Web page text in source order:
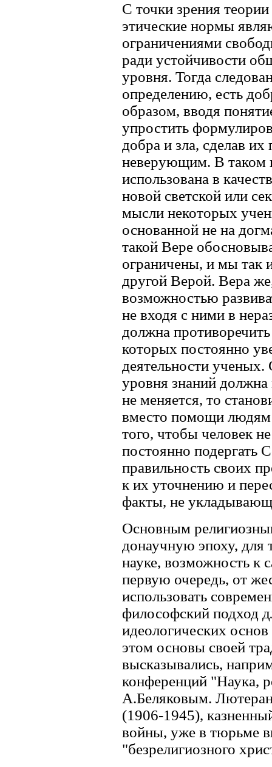
С точки зрения
этические нормы
ограничениями
ради устойчивости
уровня. Тогда
определению, есть
образом, вводя
упростить
добра и зла, сделав
неверующим. В таком
использована в
новой светской или
мысли некоторых
основанной не на
такой Вере
ограничены, и мы так
другой Верой. Вера
возможностью
не входя с ними в
должна
которых постоянно
деятельности ученых.
уровня знаний
не меняется, то
вместо помощи людям
того, чтобы человек
постоянно подергать
правильность своих
к их уточнению и
факты, не
Основным
донаучную эпоху, для
науке, возможность к
первую очередь, от
использовать
философский подход
идеологических
этом основы своей
высказывались,
конференций "Наука,
А.Беляковым.
(1906-1945),
войны, уже в тюрьме
"безрелигиозного